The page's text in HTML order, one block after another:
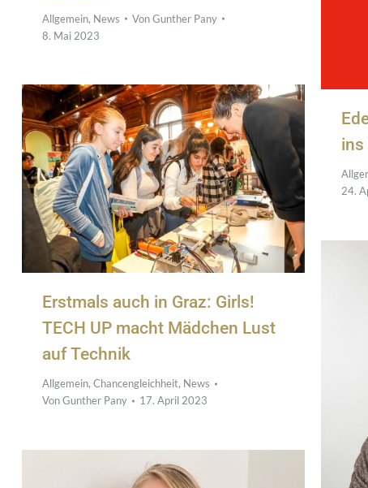
Allgemein, News VonGunther Pany
8. Mai 2023
ins
24.
Erstmals auch in Graz: Girls!
TECH UP macht Mädchen Lust
auf Technik
Allgemein, Chancengleichheit, News
VonGunther Pany 17. April 2023